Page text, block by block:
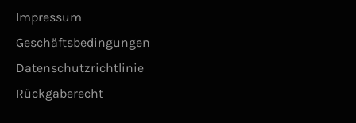
Impressum
Geschäftsbedingungen
Datenschutzrichtlinie
Rückgaberecht